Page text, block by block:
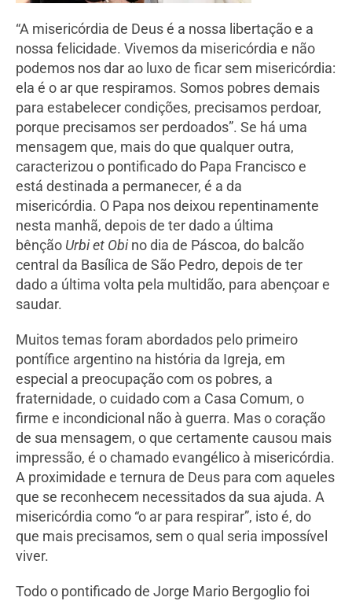
“A misericórdia de Deus é a nossa libertação e a
nossa felicidade. Vivemos da misericórdia e não
podemos nos dar ao luxo de ficar sem misericórdia:
ela é o ar que respiramos. Somos pobres demais
para estabelecer condições, precisamos perdoar,
porque precisamos ser perdoados”. Se há uma
mensagem que, mais do que qualquer outra,
caracterizou o pontificado do Papa Francisco e
está destinada a permanecer, é a da
misericórdia. O Papa nos deixou repentinamente
nesta manhã, depois de ter dado a última
bênção Urbi et Obi no dia de Páscoa, do balcão
central da Basílica de São Pedro, depois de ter
dado a última volta pela multidão, para abençoar e
saudar.
Muitos temas foram abordados pelo primeiro
pontífice argentino na história da Igreja, em
especial a preocupação com os pobres, a
fraternidade, o cuidado com a Casa Comum, o
firme e incondicional não à guerra. Mas o coração
de sua mensagem, o que certamente causou mais
impressão, é o chamado evangélico à misericórdia.
A proximidade e ternura de Deus para com aqueles
que se reconhecem necessitados da sua ajuda. A
misericórdia como “o ar para respirar”, isto é, do
que mais precisamos, sem o qual seria impossível
viver.
Todo o pontificado de Jorge Mario Bergoglio foi